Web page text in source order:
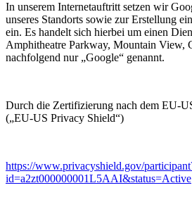
In unserem Internetauftritt setzen wir
unseres Standorts sowie zur Erstellung
ein. Es handelt sich hierbei um einen
Amphitheatre Parkway, Mountain View,
nachfolgend nur „Google“ genannt.
Durch die Zertifizierung nach dem EU-
(„EU-US Privacy Shield“)
https://www.privacyshield.gov/
id=a2zt000000001L5AAI&status=Active